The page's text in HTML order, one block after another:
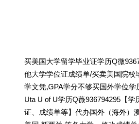
买美国大学留学毕业证学历Q微
他大学学位证成绩单/买卖美国院校
学文凭,GPA学分不够买国外学位学
Uta U of U学历Q薇936794295【学
证、成绩单等】代办国外（海外）